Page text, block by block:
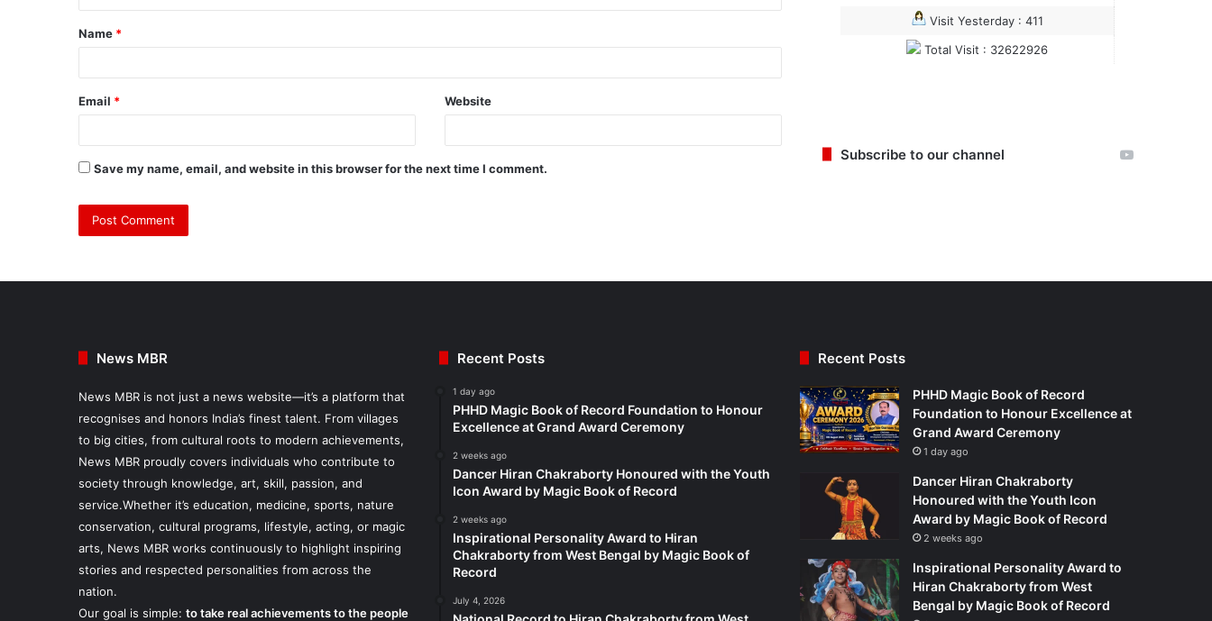
t
*
Name *
Email * Website
Save my name, email, and website in this browser for the next time I comment.
Visit Yesterday : 411
Total Visit : 32622926
Subscribe to our channel
News MBR
News MBR is not just a news website—it’s a platform that
recognises and honors India’s finest talent. From villages
to big cities, from cultural roots to modern achievements,
News MBR proudly covers individuals who contribute to
society through knowledge, art, skill, passion, and
service.Whether it’s education, medicine, sports, nature
conservation, cultural programs, lifestyle, acting, or magic
arts, News MBR works continuously to highlight inspiring
stories and respected personalities from across the
nation.
Our goal is simple: to take real achievements to the people
Recent Posts
1 day ago
PHHD Magic Book of Record Foundation to Honour
Excellence at Grand Award Ceremony
2 weeks ago
Dancer Hiran Chakraborty Honoured with the Youth
Icon Award by Magic Book of Record
2 weeks ago
Inspirational Personality Award to Hiran
Chakraborty from West Bengal by Magic Book of
Record
July 4, 2026
Recent Posts
PHHD Magic Book of Record
Foundation to Honour Excellence at
Grand Award Ceremony
1 day ago
Dancer Hiran Chakraborty
Honoured with the Youth Icon
Award by Magic Book of Record
2 weeks ago
Inspirational Personality Award to
Hiran Chakraborty from West
Bengal by Magic Book of Record